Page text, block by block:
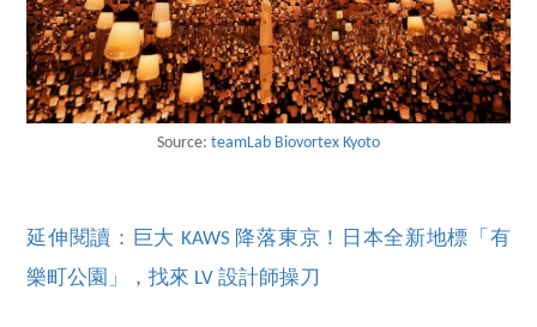
Source: teamLab Biovortex Kyoto
延伸閱讀：巨大 KAWS 降落東京！日本全新地標「有
樂町公園」，找來 LV 設計師操刀